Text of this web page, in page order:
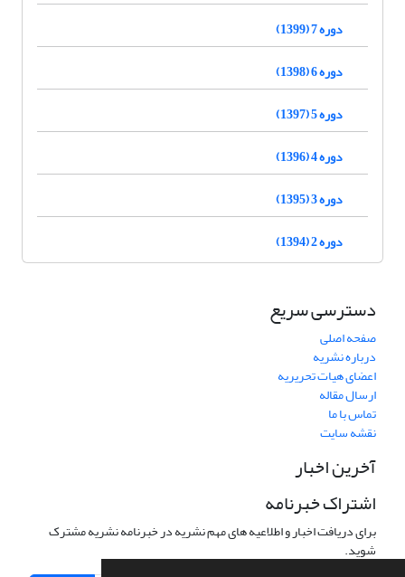
دوره 7 (1399)
دوره 6 (1398)
دوره 5 (1397)
دوره 4 (1396)
دوره 3 (1395)
دوره 2 (1394)
دسترسی سریع
صفحه اصلی
درباره نشریه
اعضای هیات تحریریه
ارسال مقاله
تماس با ما
نقشه سایت
آخرین اخبار
اشتراک خبرنامه
برای دریافت اخبار و اطلاعیه های مهم نشریه در خبرنامه نشریه مشترک
شوید.